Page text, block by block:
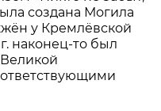
создана Могила
у Кремлёвской
наконец-то был